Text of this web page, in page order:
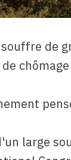
souffre de
large